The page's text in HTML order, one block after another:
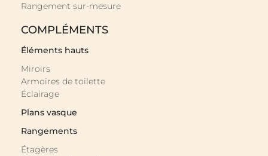
Rangement sur-mesure
COMPLÉMENTS
Éléments hauts
Miroirs
Armoires de toilette
Éclairage
Plans vasque
Rangements
Étagères